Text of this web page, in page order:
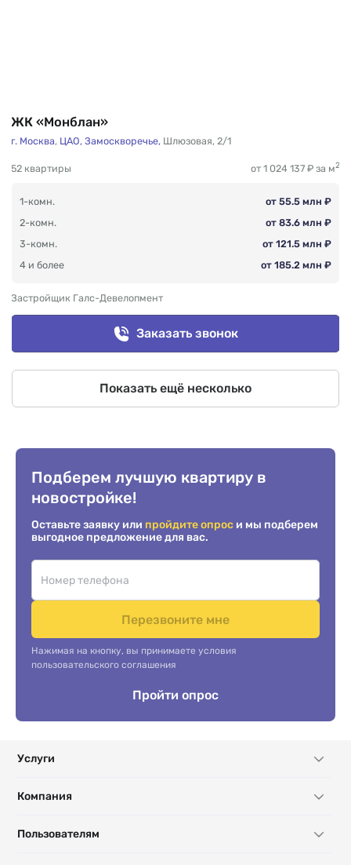
ЖК «Монблан»
г. Москва, ЦАО, Замоскворечье, Шлюзовая, 2/1
52 квартиры от 1 024 137 ₽ за м2
1-комн.
от 55.5 млн ₽
2-комн.
от 83.6 млн ₽
3-комн.
от 121.5 млн ₽
4 и более
от 185.2 млн ₽
Застройщик Галс-Девелопмент
Заказать звонок
Показать ещё несколько
Подберем лучшую квартиру в
новостройке!
Оставьте заявку или пройдите опрос и мы подберем
выгодное предложение для вас.
Перезвоните мне
Нажимая на кнопку, вы принимаете условия
пользовательского соглашения
Пройти опрос
Услуги
Компания
Пользователям